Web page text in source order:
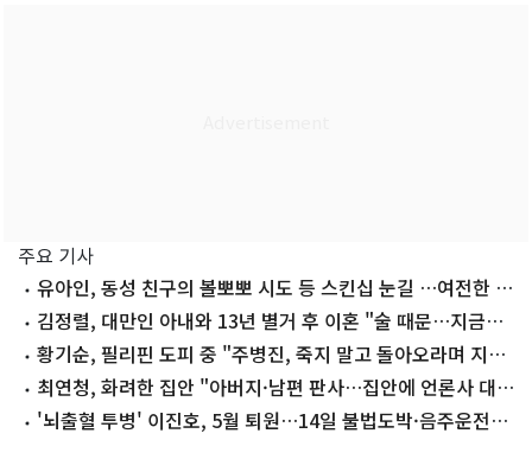
주요 기사
유아인, 동성 친구의 볼뽀뽀 시도 등 스킨십 눈길 …여전한 비
주얼김정렬, 대만인 아내와 13년 별거 후 이혼 "술 때문…지금은
끊어"
황기순, 필리핀 도피 중 "주병진, 죽지 말고 돌아오라며 지
원"최연청, 화려한 집안 "아버지·남편 판사…집안에 언론사 대
표·국회의원도"
'뇌출혈 투병' 이진호, 5월 퇴원…14일 불법도박·음주운전